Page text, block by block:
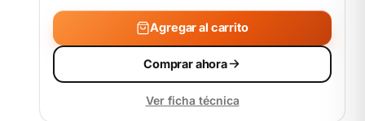
Agregar al carrito
Comprar ahora
Ver ficha técnica